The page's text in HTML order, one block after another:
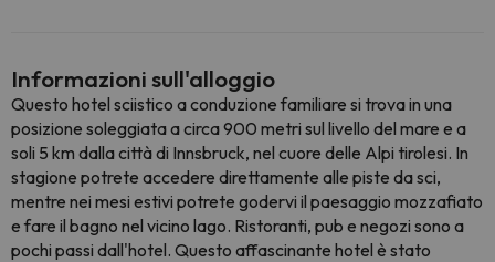
Informazioni sull'alloggio
Questo hotel sciistico a conduzione familiare si trova in una
posizione soleggiata a circa 900 metri sul livello del mare e a
soli 5 km dalla città di Innsbruck, nel cuore delle Alpi tirolesi. In
stagione potrete accedere direttamente alle piste da sci,
mentre nei mesi estivi potrete godervi il paesaggio mozzafiato
e fare il bagno nel vicino lago. Ristoranti, pub e negozi sono a
pochi passi dall'hotel. Questo affascinante hotel è stato